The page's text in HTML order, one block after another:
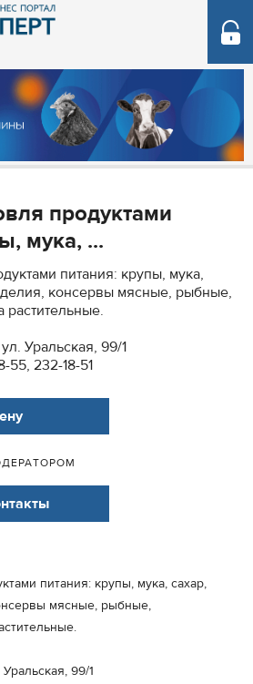
продуктами
мука, ...
питания: крупы, мука,
консервы мясные, рыбные,
Уральская, 99/1
55, 232-18-51
питания: крупы, мука, сахар,
мясные, рыбные,
99/1